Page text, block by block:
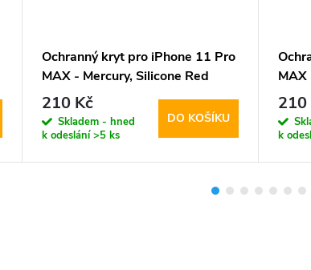
Ochranný kryt pro iPhone 11 Pro
MAX - Mercury, Silicone Red
210 Kč
Skladem - hned
k odeslání>5 ks
DO KOŠÍKU
MAX
Sand
210
k